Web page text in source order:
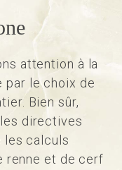
attention à la
par le choix de
Bien sûr,
directives
les calculs
renne et de cerf